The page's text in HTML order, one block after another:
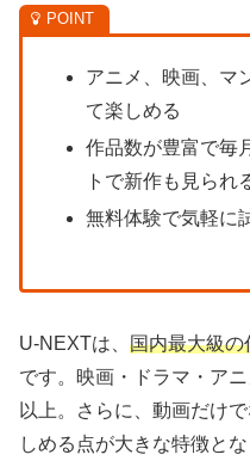
アニメ、映画、マ
て楽しめる
作品数が豊富で毎
トで新作も見られ
無料体験で気軽に
U-NEXTは、 国内最大級の
です。映画・ドラマ・ア
以上。さらに、動画だけ
しめる点が大きな特徴とな